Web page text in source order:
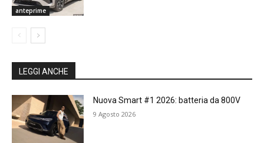
anteprime
LEGGI ANCHE
Nuova Smart #1 2026: batteria da 800V
9 Agosto 2026